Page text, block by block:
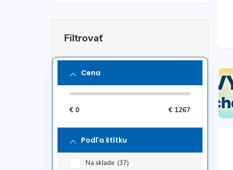
Cena
€ 0 € 1267
Podľa štítku
Na sklade 37